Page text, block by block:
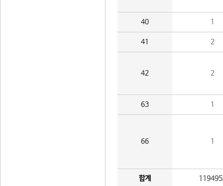
40 1
41 2
42 2
63 1
66 1
합계